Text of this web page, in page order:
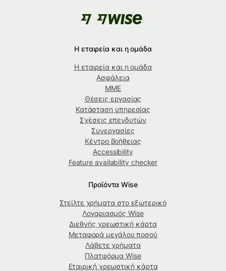
Η εταιρεία και η ομάδα
Η εταιρεία και η ομάδα
Ασφάλεια
ΜΜΕ
Θέσεις εργασίας
Κατάσταση υπηρεσίας
Σχέσεις επενδυτών
Συνεργασίες
Κέντρο βοήθειας
Accessibility
Feature availability checker
Προϊόντα Wise
Στείλτε χρήματα στο εξωτερικό
Λογαριασμός Wise
Διεθνής χρεωστική κάρτα
Μεταφορά μεγάλου ποσού
Λάβετε χρήματα
Πλατφόρμα Wise
Εταιρική χρεωστική κάρτα